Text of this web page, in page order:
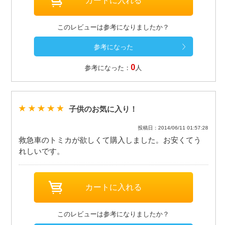
このレビューは参考になりましたか？
参考になった：0 人
子供のお気に入り！
投稿日：2014/06/11 01:57:28
救急車のトミカが欲しくて購入しました。お安くてう
れしいです。
このレビューは参考になりましたか？